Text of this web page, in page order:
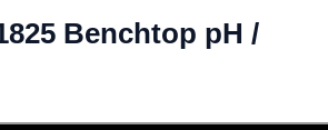
Benchtop pH /